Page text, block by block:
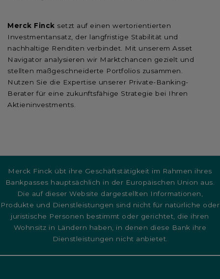
Merck Finck setzt auf einen wertorientierten
Investmentansatz, der langfristige Stabilität und
nachhaltige Renditen verbindet. Mit unserem Asset
Navigator analysieren wir Marktchancen gezielt und
stellten maßgeschneiderte Portfolios zusammen.
Nutzen Sie die Expertise unserer Private-Banking-
Berater für eine zukunftsfähige Strategie bei Ihren
Aktieninvestments.
Merck Finck übt ihre Geschäftstätigkeit im Rahmen ihres
Bankpasses hauptsächlich in der Europäischen Union aus.
Die auf dieser Website dargestellten Informationen,
Produkte und Dienstleistungen sind nicht für natürliche oder
juristische Personen bestimmt oder gerichtet, die ihren
Wohnsitz in Ländern haben, in denen diese Bank ihre
Dienstleistungen nicht anbietet.